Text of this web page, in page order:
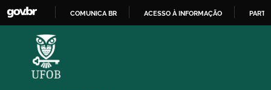
COMUNICA BR ACESSO À INFORMAÇÃO